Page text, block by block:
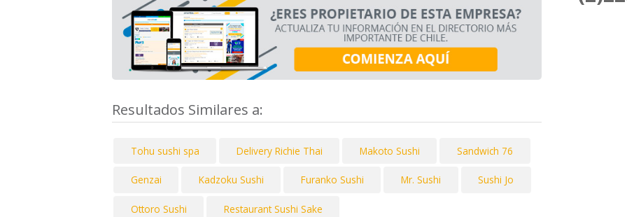
Resultados Similares a:
Tohu sushi spa Delivery Richie Thai Makoto Sushi Sandwich 76
Genzai Kadzoku Sushi Furanko Sushi Mr. Sushi Sushi Jo
Ottoro Sushi Restaurant Sushi Sake